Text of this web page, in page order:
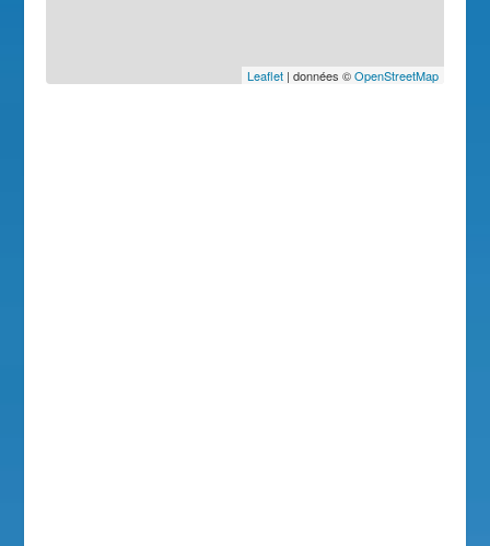
Leaflet| données ©OpenStreetMap